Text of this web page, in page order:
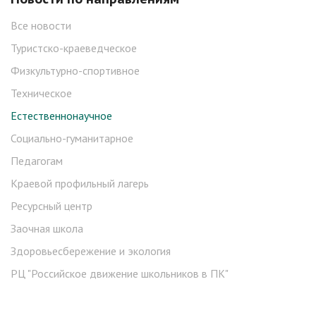
Все новости
Туристско-краеведческое
Физкультурно-спортивное
Техническое
Естественнонаучное
Социально-гуманитарное
Педагогам
Краевой профильный лагерь
Ресурсный центр
Заочная школа
Здоровьесбережение и экология
РЦ "Российское движение школьников в ПК"